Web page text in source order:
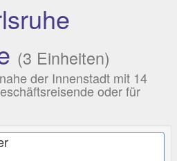
(3 Einheiten)
der Innenstadt mit 14
oder für